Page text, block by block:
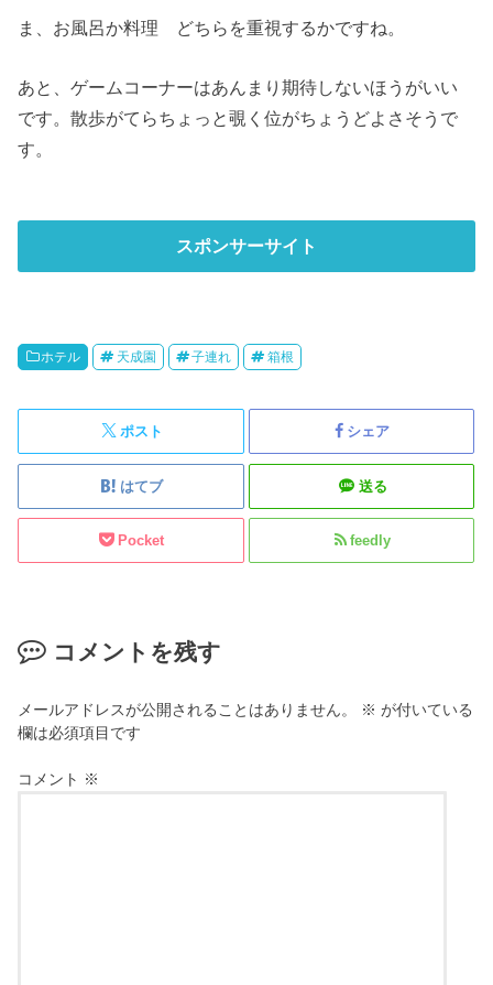
ま、お風呂か料理 どちらを重視するかですね。
あと、ゲームコーナーはあんまり期待しないほうがいい
です。散歩がてらちょっと覗く位がちょうどよさそうで
す。
スポンサーサイト
ホテル 天成園 子連れ 箱根
ポスト シェア
はてブ 送る
Pocket feedly
コメントを残す
メールアドレスが公開されることはありません。 ※ が付いている
欄は必須項目です
コメント ※